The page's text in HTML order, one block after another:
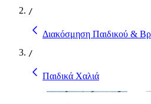
/
Διακόσμηση Παιδικού &
/
Παιδικά Χαλιά